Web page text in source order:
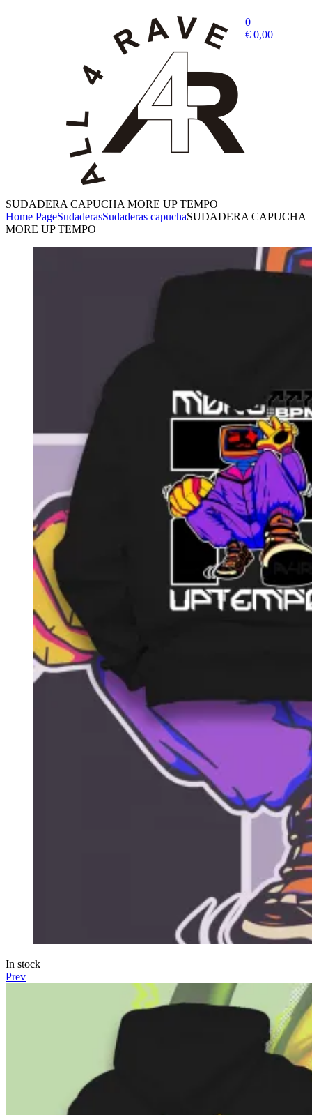
0
€0,00
SUDADERA CAPUCHA MORE UP TEMPO
Home PageSudaderasSudaderas capuchaSUDADERA CAPUCHA
MORE UP TEMPO
In stock
Prev